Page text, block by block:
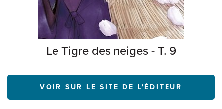
Le Tigre des neiges - T. 9
VOIR SUR LE SITE DE L'ÉDITEUR